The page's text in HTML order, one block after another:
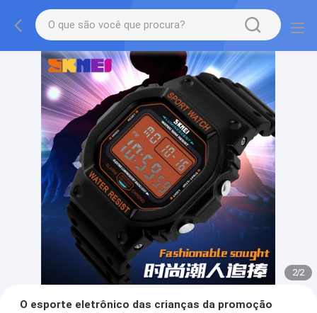
2/2
O esporte eletrônico das crianças da promoção